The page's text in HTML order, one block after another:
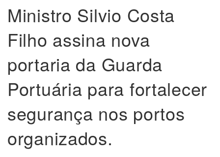
Ministro Silvio Costa
Filho assina nova
portaria da Guarda
Portuária para fortalecer
segurança nos portos
organizados.